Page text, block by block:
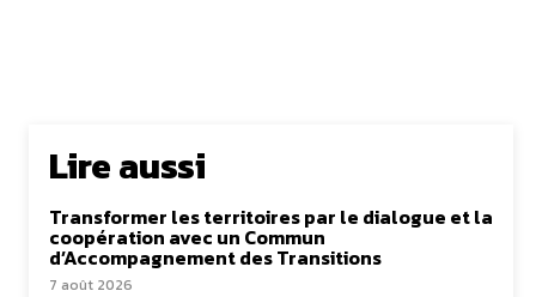
Lire aussi
Transformer les territoires par le dialogue et la
coopération avec un Commun
d’Accompagnement des Transitions
7 août 2026